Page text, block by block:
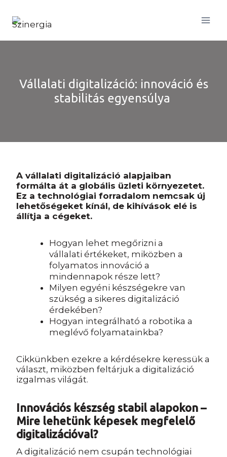
content
Vállalati digitalizáció: innováció és
stabilitás egyensúlya
A vállalati digitalizáció alapjaiban
formálta át a globális üzleti környezetet.
Ez a technológiai forradalom nemcsak új
lehetőségeket kínál, de kihívások elé is
állítja a cégeket.
Hogyan lehet megőrizni a
vállalati értékeket, miközben a
folyamatos innováció a
mindennapok része lett?
Milyen egyéni készségekre van
szükség a sikeres digitalizáció
érdekében?
Hogyan integrálható a robotika a
meglévő folyamatainkba?
Cikkünkben ezekre a kérdésekre keressük a
választ, miközben feltárjuk a digitalizáció
izgalmas világát.
Innovációs készség stabil alapokon –
Mire lehetünk képesek megfelelő
digitalizációval?
A digitalizáció nem csupán technológiai